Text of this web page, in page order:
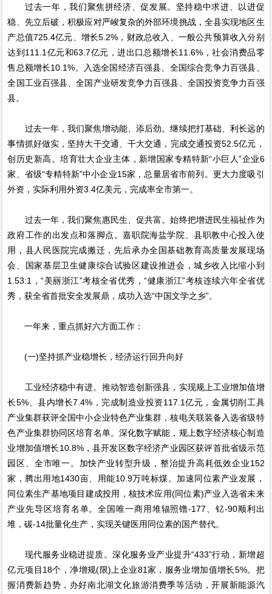
过去一年，我们聚焦拼经济、促发展。坚持稳中求进、以进促
稳、先立后破，积极应对严峻复杂的外部环境挑战，全县实现地区生
产总值725.4亿元、增长5.2%，财政总收入、一般公共预算收入分别
达到111.1亿元和63.7亿元，进出口总额增长11.6%，社会消费品零
售总额增长10.1%。入选全国经济百强县、全国综合竞争力百强县、
全国工业百强县、全国产业研发竞争力百强县、全国投资竞争力百强
县。
过去一年，我们聚焦增动能、添后劲。继续把打基础、利长远的
事情抓好做实，坚持大干交通、干大交通，完成交通投资52.5亿元，
创历史新高。培育壮大企业主体，新增国家专精特新“小巨人”企业6
家、省级“专精特新”中小企业15家，总量居省市前列。更大力度吸引
外资，实际利用外资3.4亿美元，完成率全市第一。
过去一年，我们聚焦惠民生、促共富。始终把增进民生福祉作为
政府工作的出发点和落脚点。嘉职院海盐学院、县职教中心投入使
用，县人民医院完成搬迁，先后承办全国基础教育高质量发展现场
会、国家基层卫生健康综合试验区建设推进会，城乡收入比缩小到
1.53:1，“美丽浙江”考核全省优秀，“健康浙江”考核连续六年全省优
秀，获全省首批安全发展鼎，成功入选“中国文学之乡”。
一年来，重点抓好六方面工作：
(一)坚持抓产业稳增长，经济运行回升向好
工业经济稳中有进。推动智造创新强县，实现规上工业增加值增
长5%、县内增长7.4%，完成制造业投资117.1亿元，金属切削工具
产业集群获评全国中小企业特色产业集群，核电关联装备入选省级特
色产业集群协同区培育名单。深化数字赋能，规上数字经济核心制造
业增加值增长10.8%，县开发区数字经济产业园区获评首批省级示范
园区、全市唯一。加快产业转型升级，整治提升高耗低效企业152
家，腾出用地1430亩、用能10.9万吨标煤。加速同位素产业发展，
同位素生产基地项目建成投用，核技术应用(同位素)产业入选省未来
产业先导区培育名单。全国唯一商用堆辐照镥-177、钇-90顺利出
堆，碳-14批量化生产，实现关键医用同位素的国产替代。
现代服务业稳进提质。深化服务业产业提升“433”行动，新增超
亿元项目18个，净增规(限)上企业81家，服务业增加值增长5%。把
握消费新趋势，办好南北湖文化旅游消费季等活动，开展新能源汽